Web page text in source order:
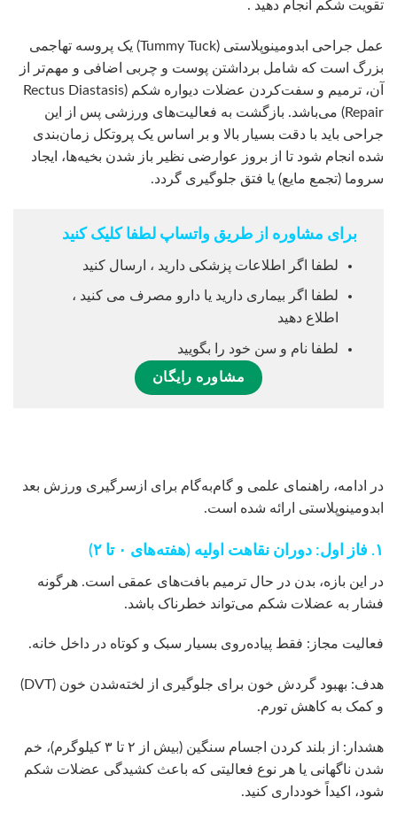
تقویت شکم انجام دهید .
عمل جراحی ابدومینوپلاستی (Tummy Tuck) یک پروسه تهاجمی
بزرگ است که شامل برداشتن پوست و چربی اضافی و مهم‌تر از
آن، ترمیم و سفت‌کردن عضلات دیواره شکم (Rectus Diastasis
Repair) می‌باشد. بازگشت به فعالیت‌های ورزشی پس از این
جراحی باید با دقت بسیار بالا و بر اساس یک پروتکل زمان‌بندی
شده انجام شود تا از بروز عوارضی نظیر باز شدن بخیه‌ها، ایجاد
سروما (تجمع مایع) یا فتق جلوگیری گردد.
برای مشاوره از طریق واتساپ لطفا کلیک کنید
لطفا اگر اطلاعات پزشکی دارید ، ارسال کنید
لطفا اگر بیماری دارید یا دارو مصرف می کنید ،
اطلاع دهید
لطفا نام و سن خود را بگویید
مشاوره رایگان
در ادامه، راهنمای علمی و گام‌به‌گام برای ازسرگیری ورزش بعد
ابدومینوپلاستی ارائه شده است.
۱. فاز اول: دوران نقاهت اولیه (هفته‌های ۰ تا ۲)
در این بازه، بدن در حال ترمیم بافت‌های عمقی است. هرگونه
فشار به عضلات شکم می‌تواند خطرناک باشد.
فعالیت مجاز: فقط پیاده‌روی بسیار سبک و کوتاه در داخل خانه.
هدف: بهبود گردش خون برای جلوگیری از لخته‌شدن خون (DVT)
و کمک به کاهش تورم.
هشدار: از بلند کردن اجسام سنگین (بیش از ۲ تا ۳ کیلوگرم)، خم
شدن ناگهانی یا هر نوع فعالیتی که باعث کشیدگی عضلات شکم
شود، اکیداً خودداری کنید.